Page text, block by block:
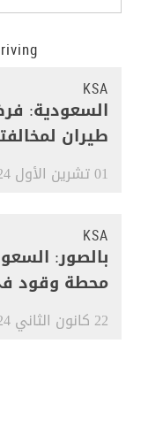
KSA
طيران
01 تشرين الأول 2024
KSA
بالصور:
مركبة
22 كانون الثاني 2024